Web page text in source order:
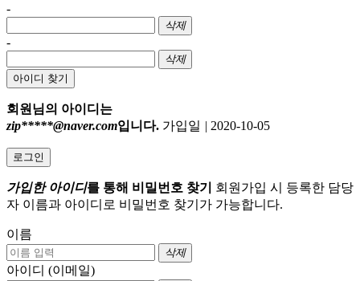
-
삭제
-
삭제
아이디 찾기
회원님의 아이디는
zip*****@naver.com입니다. 가입일 | 2020-10-05
로그인
가입한 아이디를 통해 비밀번호 찾기
회원가입 시 등록한 담당
자 이름과 아이디로 비밀번호 찾기가 가능합니다.
이름
삭제
아이디 (이메일)